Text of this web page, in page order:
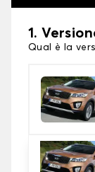
1.
Qual è la
2.